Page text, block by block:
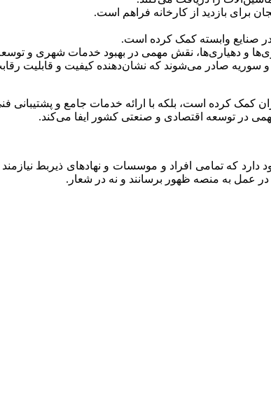
برای بازدید از کارخانه فراهم است.
در صنایع وابسته کمک کرده است.
و دهیاری‌ها، نقش مهمی در بهبود خدمات شهری و
صادر می‌شوند که نشان‌دهنده کیفیت و قابلیت
کمک کرده است، بلکه با ارائه خدمات جامع و پشتیبانی
در توسعه اقتصادی و صنعتی کشور ایفا می‌کند.
که تمامی افراد و موسسات و نهادهای ذیربط
در عمل به منصه ظهور برسانند و نه در شعار.